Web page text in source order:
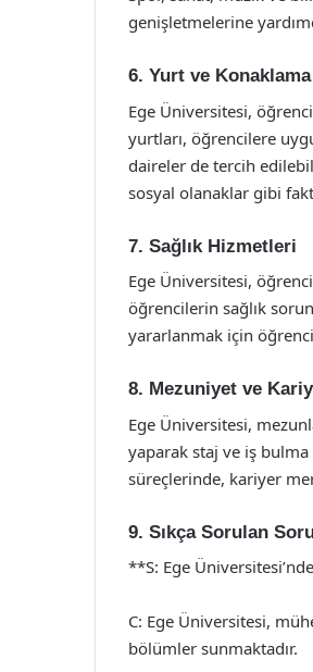
genişletmelerine
6. Yurt ve
Ege Üniversitesi,
yurtları, öğrencilere
daireler de tercih
sosyal olanaklar gibi
7. Sağlık Hizmetleri
Ege Üniversitesi,
öğrencilerin sağlık
yararlanmak için
8. Mezuniyet ve
Ege Üniversitesi,
yaparak staj ve iş
süreçlerinde, kariyer
9. Sıkça Sorulan
**S: Ege
C: Ege Üniversitesi,
bölümler sunmaktadır.